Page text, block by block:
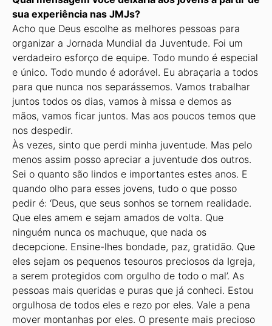
sua experiência nas JMJs?
Acho que Deus escolhe as melhores pessoas para
organizar a Jornada Mundial da Juventude. Foi um
verdadeiro esforço de equipe. Todo mundo é especial
e único. Todo mundo é adorável. Eu abraçaria a todos
para que nunca nos separássemos. Vamos trabalhar
juntos todos os dias, vamos à missa e demos as
mãos, vamos ficar juntos. Mas aos poucos temos que
nos despedir.
Às vezes, sinto que perdi minha juventude. Mas pelo
menos assim posso apreciar a juventude dos outros.
Sei o quanto são lindos e importantes estes anos. E
quando olho para esses jovens, tudo o que posso
pedir é: ‘Deus, que seus sonhos se tornem realidade.
Que eles amem e sejam amados de volta. Que
ninguém nunca os machuque, que nada os
decepcione. Ensine-lhes bondade, paz, gratidão. Que
eles sejam os pequenos tesouros preciosos da Igreja,
a serem protegidos com orgulho de todo o mal’. As
pessoas mais queridas e puras que já conheci. Estou
orgulhosa de todos eles e rezo por eles. Vale a pena
mover montanhas por eles. O presente mais precioso